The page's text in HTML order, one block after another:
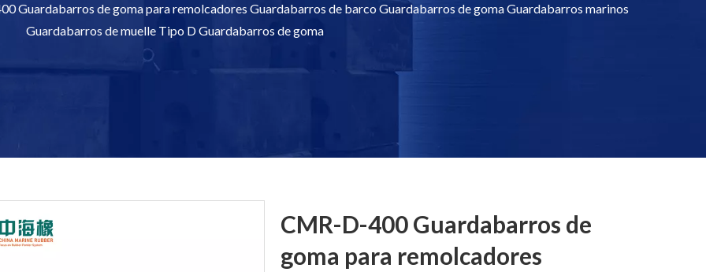
Guardabarros de goma para remolcadores Guardabarros de barco Guardabarros de goma Guardabarros marinos
Guardabarros de muelle Tipo D Guardabarros de goma
CMR-D-400 Guardabarros de
goma para remolcadores